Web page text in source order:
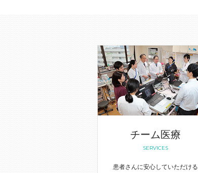
チーム医療
SERVICES
患者さんに安心していただける